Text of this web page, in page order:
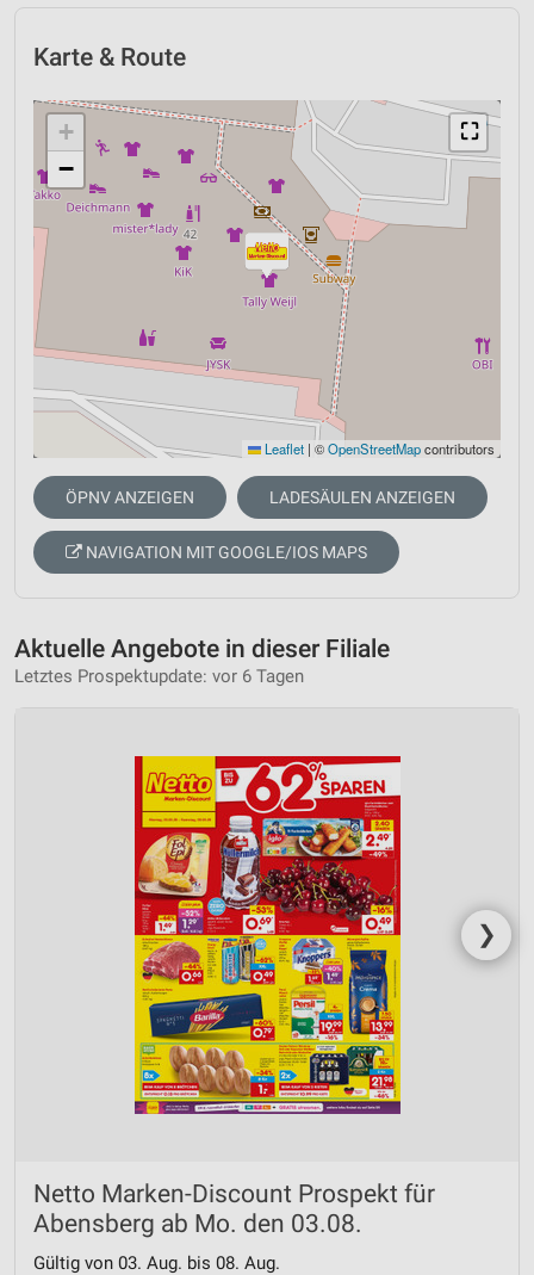
Karte & Route
⛶
+
−
Leaflet | ©OpenStreetMapcontributors
ÖPNV ANZEIGEN LADESÄULEN ANZEIGEN
NAVIGATION MIT GOOGLE/IOS MAPS
Aktuelle Angebote in dieser Filiale
Letztes Prospektupdate: vor 6 Tagen
❯
Netto Marken-Discount Prospekt für
Abensberg ab Mo. den 03.08.
Gültig von 03. Aug. bis 08. Aug.